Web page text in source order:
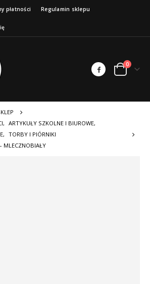
płatności Regulamin sklepu
0
, ARTYKUŁY SZKOLNE I BIUROWE,
, TORBY I PIÓRNIKI
MLECZNOBIAŁY